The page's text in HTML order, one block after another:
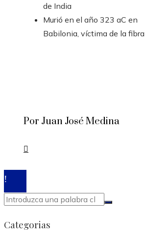
de India
Murió en el año 323 aC en
Babilonia, víctima de la fibra
Por Juan José Medina
Categorias